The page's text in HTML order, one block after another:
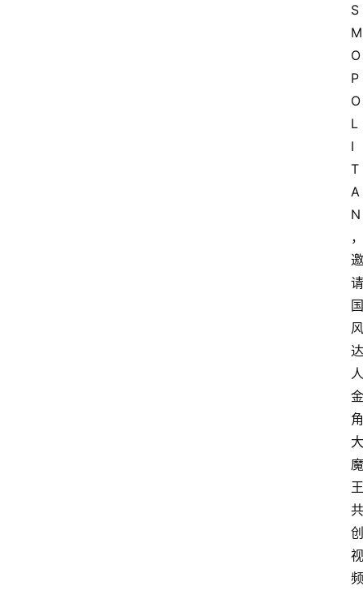
S
M
O
P
O
L
I
T
A
N
，
邀
请
国
风
达
人
金
角
大
魔
王
共
创
视
频